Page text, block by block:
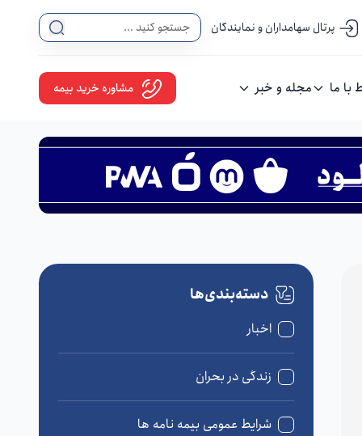
پرتال سهامداران و نمایندگان
با ما مجله و خبر مشاوره خرید بیمه
دسته‌بندی‌ها
اخبار
زندگی در بحران
شرایط عمومی بیمه نامه ها